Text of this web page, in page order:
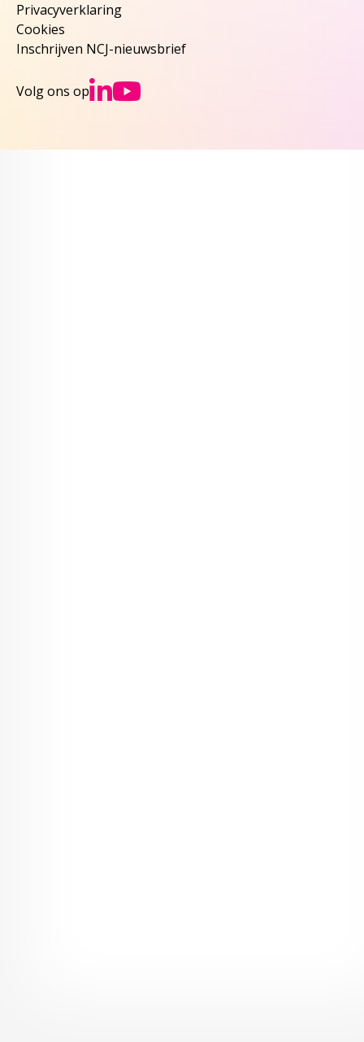
Privacyverklaring
Cookies
Inschrijven NCJ-nieuwsbrief
Volg ons op Ga naar NCJs